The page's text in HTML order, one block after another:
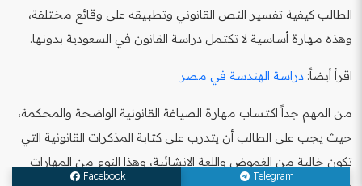
الطالب كيفية تفسير النص القانوني وتطبيقه على وقائع مختلفة،
وهذه مهارة أساسية لا تكتمل دراسة القانون في السعودية بدونها.
اقرأ أيضاً: دراسة الهندسة في مصر
من المهم جداً اكتساب مهارة الصياغة القانونية الواضحة والمحكمة،
حيث يجب على الطالب أن يتدرب على كتابة المذكرات القانونية التي
تكون خالية من الغموض واللغة الإنشائية، وهذا النوع من المهارات
Telegram
Facebook